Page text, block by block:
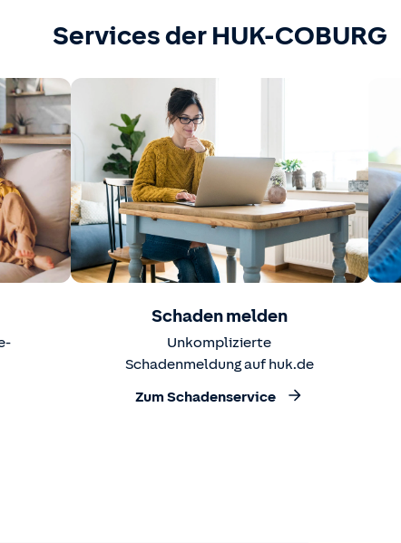
Services der HUK-COBURG
Schaden melden
Unkomplizierte
Schadenmeldung auf huk.de
Zum Schadenservice